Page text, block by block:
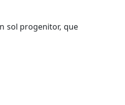
sol progenitor, que